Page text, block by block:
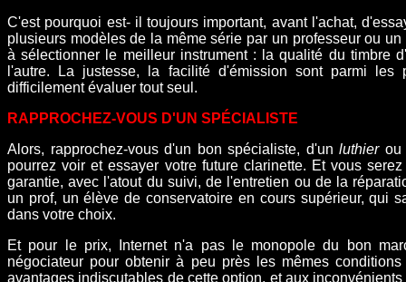
C'est pourquoi est- il toujours important, avant l'achat,
plusieurs modèles de la même série par un professeur ou
à sélectionner le meilleur instrument : la qualité du timbre
l'autre. La justesse, la facilité d'émission sont parmi
difficilement évaluer tout seul.
RAPPROCHEZ-VOUS D'UN SPÉCIALISTE
Alors, rapprochez-vous d'un bon spécialiste, d'unluthier
pourrez voir et essayer votre future clarinette. Et vous
garantie, avec l'atout du suivi, de l'entretien ou de la
un prof, un élève de conservatoire en cours supérieur, qui
dans votre choix.
Et pour le prix, Internet n'a pas le monopole du bon
négociateur pour obtenir à peu près les mêmes
avantages indiscutables de cette option, et aux